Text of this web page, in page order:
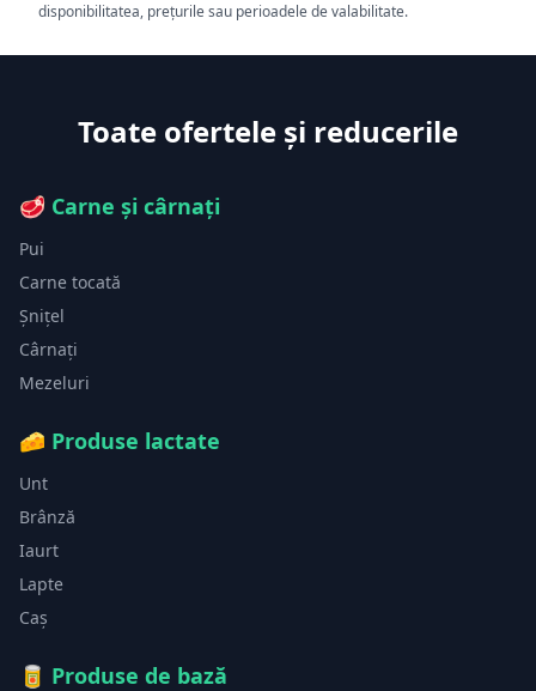
disponibilitatea, prețurile sau perioadele de valabilitate.
Toate ofertele și reducerile
🥩 Carne și cârnați
Pui
Carne tocată
Șnițel
Cârnați
Mezeluri
🧀 Produse lactate
Unt
Brânză
Iaurt
Lapte
Caș
🥫 Produse de bază